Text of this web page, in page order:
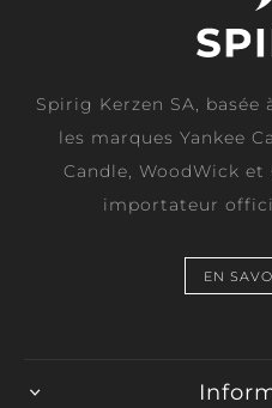
Spirig Kerzen SA, basée
les marques Yankee
Candle, WoodWick
importateur
EN